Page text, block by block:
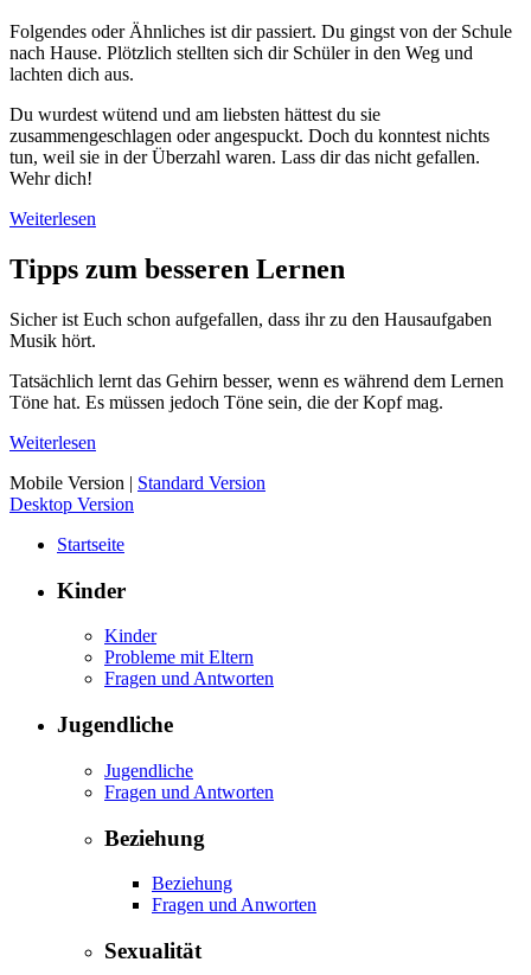
Folgendes oder Ähnliches ist dir passiert. Du gingst von der Schule
nach Hause. Plötzlich stellten sich dir Schüler in den Weg und
lachten dich aus.
Du wurdest wütend und am liebsten hättest du sie
zusammengeschlagen oder angespuckt. Doch du konntest nichts
tun, weil sie in der Überzahl waren. Lass dir das nicht gefallen.
Wehr dich!
Weiterlesen
Tipps zum besseren Lernen
Sicher ist Euch schon aufgefallen, dass ihr zu den Hausaufgaben
Musik hört.
Tatsächlich lernt das Gehirn besser, wenn es während dem Lernen
Töne hat. Es müssen jedoch Töne sein, die der Kopf mag.
Weiterlesen
Mobile Version | Standard Version
Desktop Version
Startseite
Kinder
Kinder
Probleme mit Eltern
Fragen und Antworten
Jugendliche
Jugendliche
Fragen und Antworten
Beziehung
Beziehung
Fragen und Anworten
Sexualität